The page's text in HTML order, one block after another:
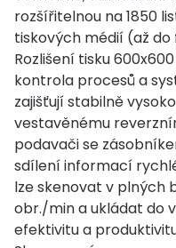
rozšířitelnou na 1850
tiskových médií (až
Rozlišení tisku
kontrola procesů a
zajišťují stabilně
vestavěnému
podavači se
sdílení informací
lze skenovat v plných
obr./min a ukládat do
efektivitu a